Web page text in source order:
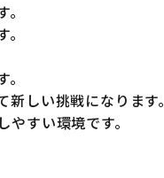
しい挑戦になります。
すい環境です。